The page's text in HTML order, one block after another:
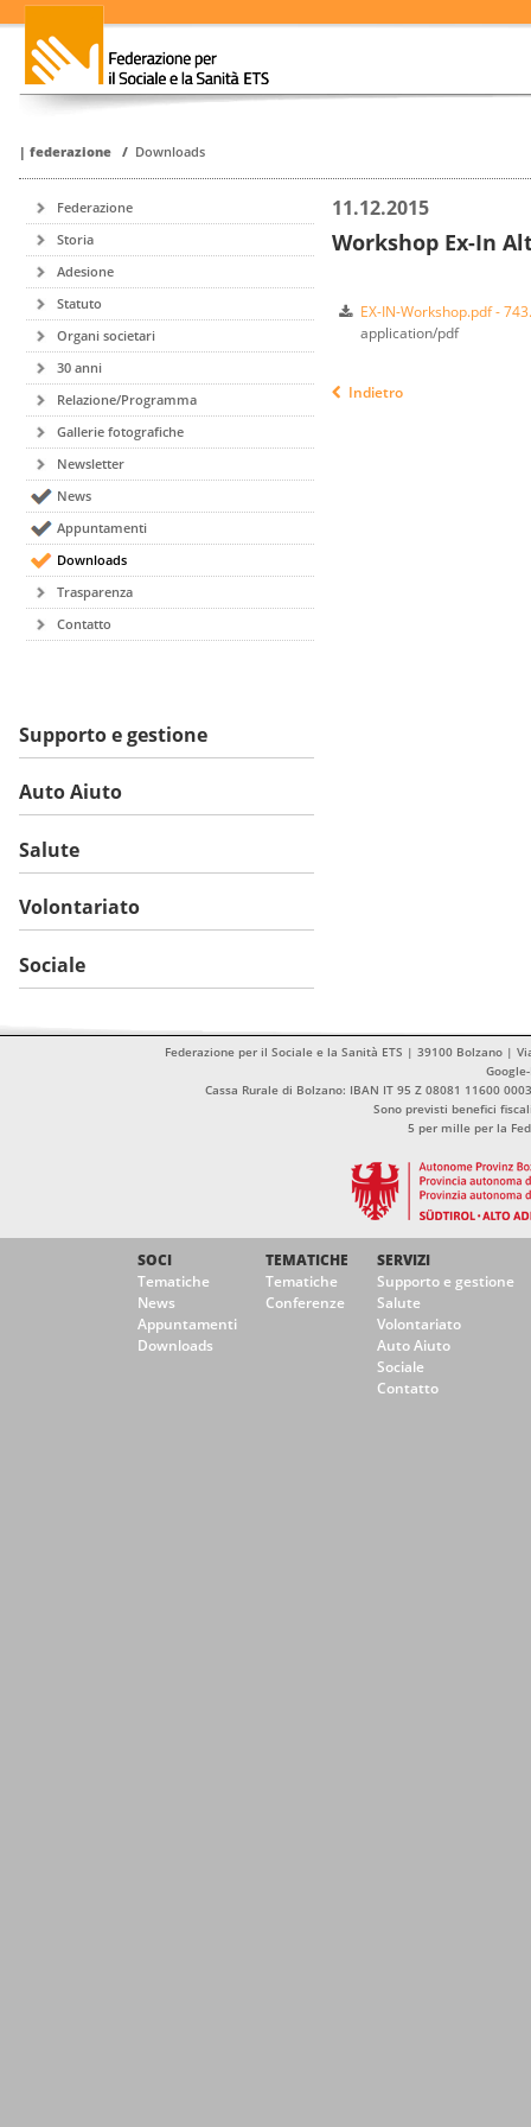
| federazione / Downloads
Federazione
Storia
Adesione
Statuto
Organi societari
30 anni
Relazione/Programma
Gallerie fotografiche
Newsletter
News
Appuntamenti
Downloads
Trasparenza
Contatto
Supporto e gestione
Auto Aiuto
Salute
Volontariato
Sociale
11.12.2015
Workshop Ex-In
EX-IN-Workshop.pdf -
application/pdf
Indietro
Federazione per il Sociale e la Sanità ETS | 39100 Bolzano |
Cassa Rurale di Bolzano: IBAN IT 95 Z 08081 11600
Sono previsti benefici
5 per mille per la
SOCI
Tematiche
News
Appuntamenti
Downloads
TEMATICHE
Tematiche
Conferenze
SERVIZI
Supporto e gestione
Salute
Volontariato
Auto Aiuto
Sociale
Contatto